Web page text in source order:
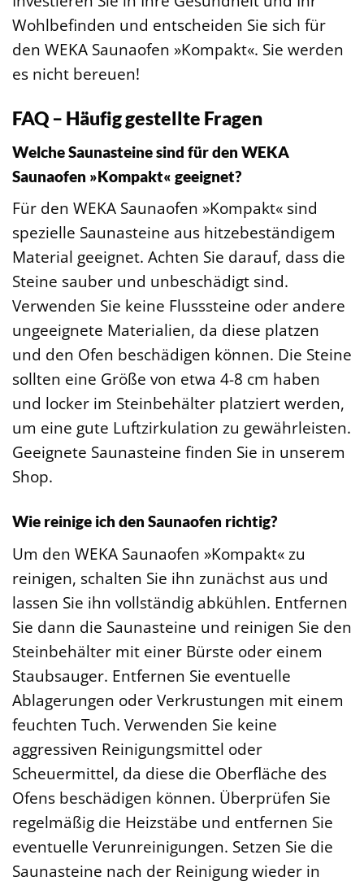
Wohlbefinden und entscheiden Sie sich für
den WEKA Saunaofen »Kompakt«. Sie werden
es nicht bereuen!
FAQ – Häufig gestellte Fragen
Welche Saunasteine sind für den WEKA
Saunaofen »Kompakt« geeignet?
Für den WEKA Saunaofen »Kompakt« sind
spezielle Saunasteine aus hitzebeständigem
Material geeignet. Achten Sie darauf, dass die
Steine sauber und unbeschädigt sind.
Verwenden Sie keine Flusssteine oder andere
ungeeignete Materialien, da diese platzen
und den Ofen beschädigen können. Die Steine
sollten eine Größe von etwa 4-8 cm haben
und locker im Steinbehälter platziert werden,
um eine gute Luftzirkulation zu gewährleisten.
Geeignete Saunasteine finden Sie in unserem
Shop.
Wie reinige ich den Saunaofen richtig?
Um den WEKA Saunaofen »Kompakt« zu
reinigen, schalten Sie ihn zunächst aus und
lassen Sie ihn vollständig abkühlen. Entfernen
Sie dann die Saunasteine und reinigen Sie den
Steinbehälter mit einer Bürste oder einem
Staubsauger. Entfernen Sie eventuelle
Ablagerungen oder Verkrustungen mit einem
feuchten Tuch. Verwenden Sie keine
aggressiven Reinigungsmittel oder
Scheuermittel, da diese die Oberfläche des
Ofens beschädigen können. Überprüfen Sie
regelmäßig die Heizstäbe und entfernen Sie
eventuelle Verunreinigungen. Setzen Sie die
Saunasteine nach der Reinigung wieder in